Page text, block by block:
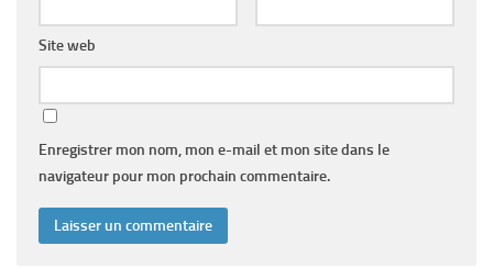
Site web
Enregistrer mon nom, mon e-mail et mon site dans le
navigateur pour mon prochain commentaire.